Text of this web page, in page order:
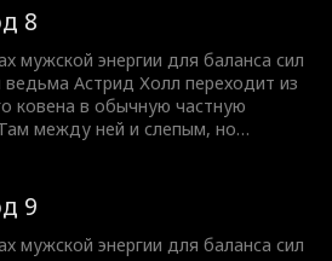
из-за проклятья, она
сделку. Астрид вернет ему
Нейт выполнит любую ее просьбу.
ведьму ждет культурный шок,
вместе означает совсем не то,
8
мужской энергии для баланса сил
ведьма Астрид Холл переходит из
ковена в обычную частную
между ней и слепым, но
из-за проклятья, она
сделку. Астрид вернет ему
Нейт выполнит любую ее просьбу.
9
мужской энергии для баланса сил